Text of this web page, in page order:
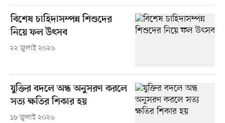
বিশেষ চাহিদাসম্পন্ন শিশুদের
নিয়ে ফল উৎসব
২২ জুলাই ২০২৬
যুক্তির বদলে অন্ধ অনুসরণ করলে
সত্য ক্ষতির শিকার হয়
১৮ জুলাই ২০২৬